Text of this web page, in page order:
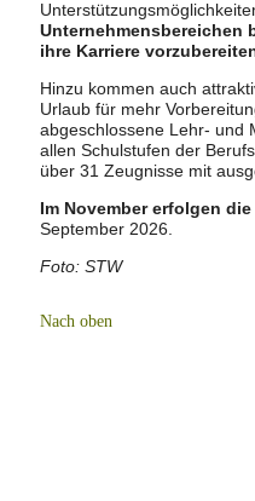
Unternehmensbereichen
ihre Karriere
Hinzu kommen auch
Urlaub für mehr
abgeschlossene Lehr- und
allen Schulstufen der
über 31 Zeugnisse mit
Im November erfolgen
September 2026.
Foto: STW
Nach oben